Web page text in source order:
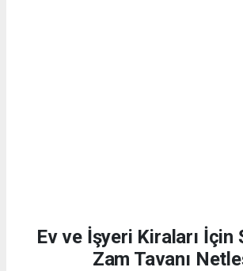
Ev ve İşyeri Kiraları İçin
Zam Tavanı